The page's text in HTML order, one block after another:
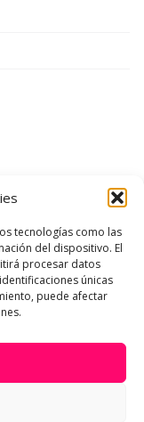
tecnologías como las
del dispositivo. El
procesar datos
únicas
puede afectar